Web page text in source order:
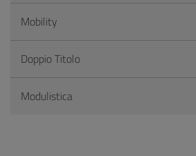
Mobility
Doppio Titolo
Modulistica